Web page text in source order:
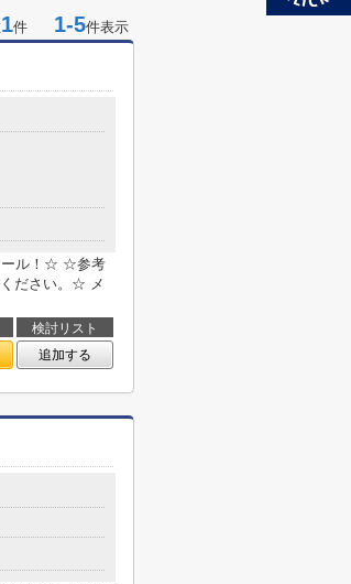
1件 1-5件表示
ール！☆ ☆参考
ださい。☆ メ
検討リスト
追加する